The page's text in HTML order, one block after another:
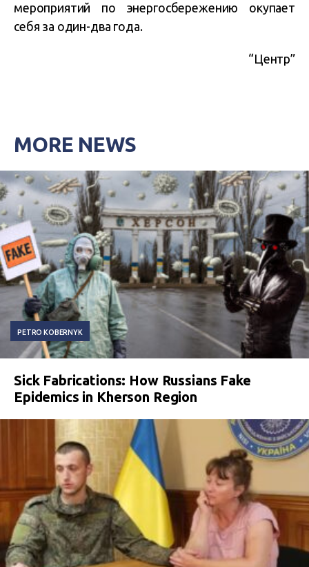
мероприятий по энергосбережению окупает
себя за один-два года.
“Центр”
MORE NEWS
PETRO KOBERNYK
Sick Fabrications: How Russians Fake
Epidemics in Kherson Region